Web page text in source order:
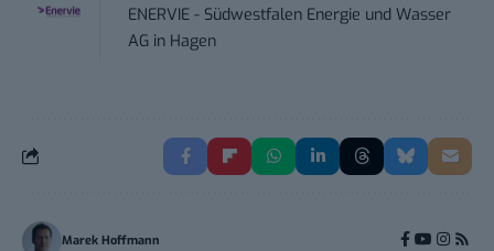
ENERVIE - Südwestfalen Energie und Wasser
AG in Hagen
Marek Hoffmann